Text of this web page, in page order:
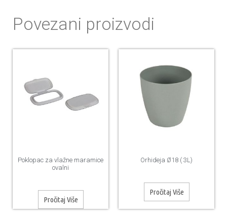
Povezani proizvodi
Poklopac za vlažne maramice
ovalni
Pročitaj Više
Orhideja Ø18 ( 3L)
Pročitaj Više